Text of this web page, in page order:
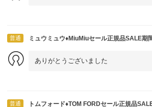
普通 ミュウミュウ♦MiuMiuセール正規品SALE期
ありがとうございました
普通 トムフォード♦TOM FORDセール正規品